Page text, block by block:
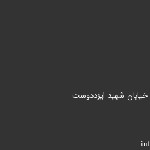
شهید ایزددوست